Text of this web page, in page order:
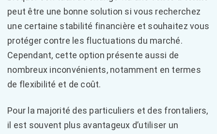
peut être une bonne solution si vous recherchez
une certaine stabilité financière et souhaitez vous
protéger contre les fluctuations du marché.
Cependant, cette option présente aussi de
nombreux inconvénients, notamment en termes
de flexibilité et de coût.
Pour la majorité des particuliers et des frontaliers,
il est souvent plus avantageux d’utiliser un